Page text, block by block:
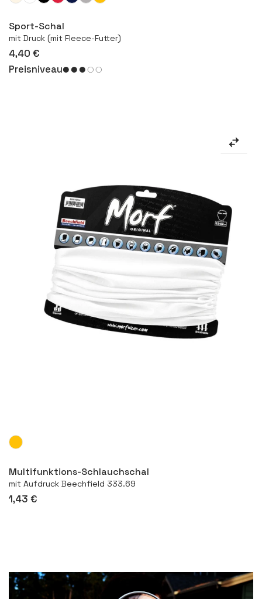
Sport-Schal
mit Druck (mit Fleece-Futter)
4,40 €
Preisniveau
Multifunktions-Schlauchschal
mit Aufdruck Beechfield 333.69
1,43 €